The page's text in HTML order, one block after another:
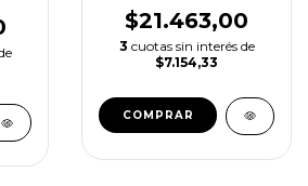
$21.463,00
3 cuotas sin interés de
$7.154,33